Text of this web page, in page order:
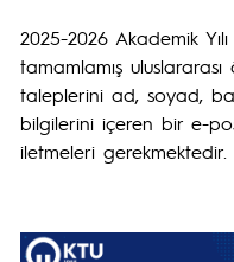
2025-2026 Akademik
tamamlamış
taleplerini ad, soyad,
bilgilerini içeren bir e-
iletmeleri gerekmektedir.